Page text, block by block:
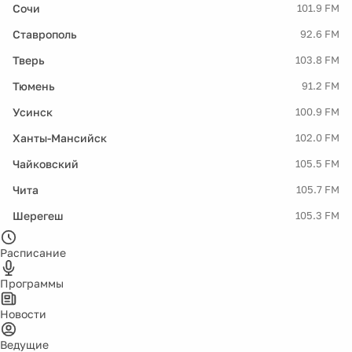
Сочи 101.9 FM
Ставрополь 92.6 FM
Тверь 103.8 FM
Тюмень 91.2 FM
Усинск 100.9 FM
Ханты-Мансийск 102.0 FM
Чайковский 105.5 FM
Чита 105.7 FM
Шерегеш 105.3 FM
Расписание
Программы
Новости
Ведущие